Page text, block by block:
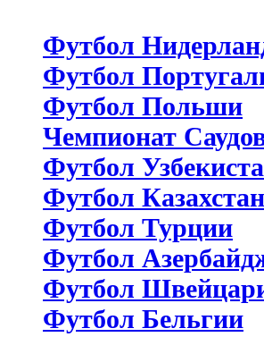
Футбол
Футбол
Футбол Польши
Чемпионат
Футбол
Футбол
Футбол Турции
Футбол
Футбол
Футбол Бельгии